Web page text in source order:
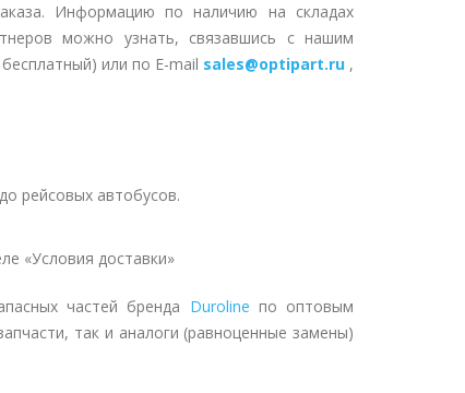
Информацию по наличию на складах
можно узнать, связавшись с нашим
или по E-mail sales@optipart.ru ,
рейсовых автобусов.
«Условия доставки»
частей бренда Duroline по оптовым
так и аналоги (равноценные замены)